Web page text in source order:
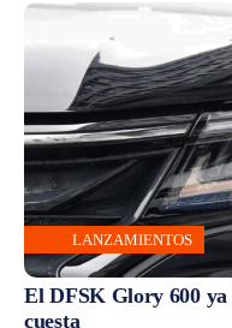
LANZAMIENTOS
El DFSK Glory 600 ya
cuesta